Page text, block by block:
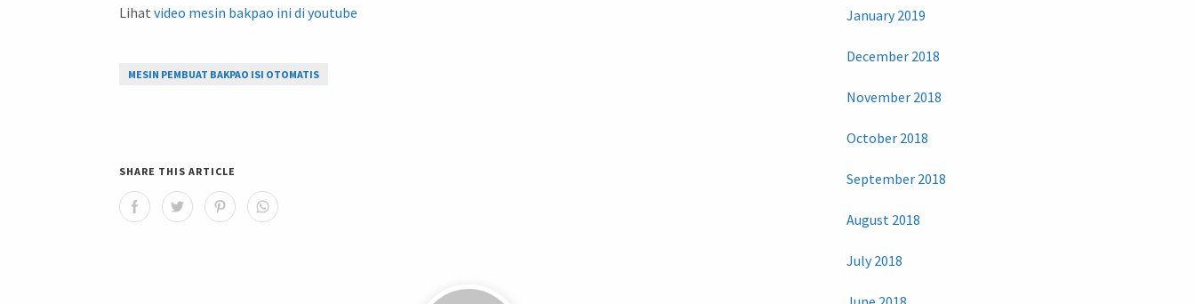
Lihatvideo mesin bakpao ini di youtube
MESIN PEMBUAT BAKPAO ISI OTOMATIS
SHARE THIS ARTICLE
January 2019
December 2018
November 2018
October 2018
September 2018
August 2018
July 2018